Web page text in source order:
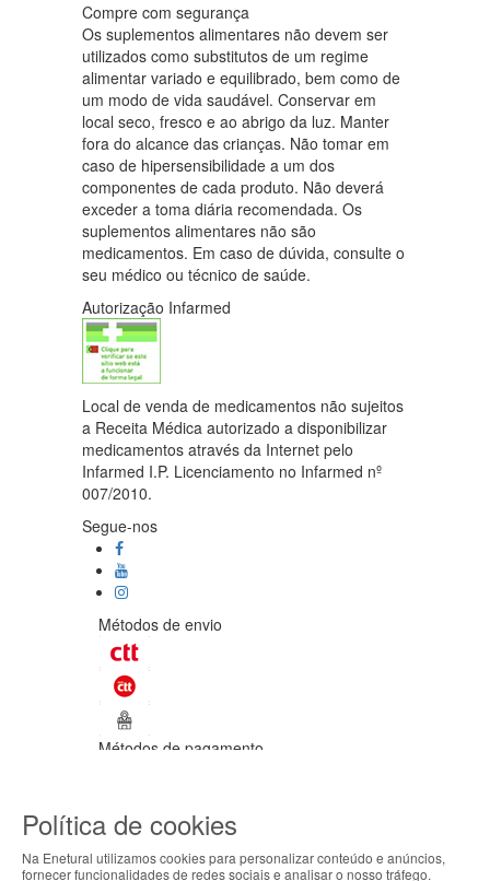
Compre com segurança
Os suplementos alimentares não devem ser
utilizados como substitutos de um regime
alimentar variado e equilibrado, bem como de
um modo de vida saudável. Conservar em
local seco, fresco e ao abrigo da luz. Manter
fora do alcance das crianças. Não tomar em
caso de hipersensibilidade a um dos
componentes de cada produto. Não deverá
exceder a toma diária recomendada. Os
suplementos alimentares não são
medicamentos. Em caso de dúvida, consulte o
seu médico ou técnico de saúde.
Autorização Infarmed
Local de venda de medicamentos não sujeitos
a Receita Médica autorizado a disponibilizar
medicamentos através da Internet pelo
Infarmed I.P. Licenciamento no Infarmed nº
007/2010.
Segue-nos
Métodos de envio
Métodos de pagamento
Todos os direitos reservados / Salvo
apresentadas são válidas até ao dia 08-
Política de cookies
Na Enetural utilizamos cookies para personalizar conteúdo e anúncios,
fornecer funcionalidades de redes sociais e analisar o nosso tráfego.